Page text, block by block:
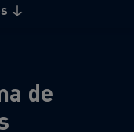
de